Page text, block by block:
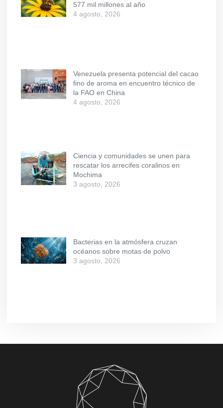
577 mil millones al año
4 agosto, 2026
Venezuela presenta potencial del cacao
fino de aroma en encuentro técnico de
la FAO en China
4 agosto, 2026
Ciencia y comunidades se unen para
rescatar los arrecifes coralinos en
Mochima
3 agosto, 2026
Bacterias en la atmósfera cruzan
océanos sobre motas de polvo
3 agosto, 2026